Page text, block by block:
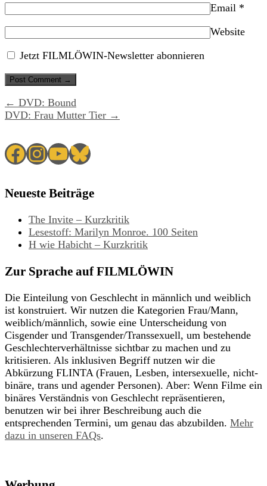
Email *
Website
Jetzt FILMLÖWIN-Newsletter abonnieren
← DVD: Bound
DVD: Frau Mutter Tier →
Facebook
Instagram
YouTube
Bluesky
Neueste Beiträge
The Invite – Kurzkritik
Lesestoff: Marilyn Monroe. 100 Seiten
H wie Habicht – Kurzkritik
Zur Sprache auf FILMLÖWIN
Die Einteilung von Geschlecht in männlich und weiblich
ist konstruiert. Wir nutzen die Kategorien Frau/Mann,
weiblich/männlich, sowie eine Unterscheidung von
Cisgender und Transgender/Transsexuell, um bestehende
Geschlechterverhältnisse sichtbar zu machen und zu
kritisieren. Als inklusiven Begriff nutzen wir die
Abkürzung FLINTA (Frauen, Lesben, intersexuelle, nicht-
binäre, trans und agender Personen). Aber: Wenn Filme ein
binäres Verständnis von Geschlecht repräsentieren,
benutzen wir bei ihrer Beschreibung auch die
entsprechenden Termini, um genau das abzubilden. Mehr
dazu in unseren FAQs.